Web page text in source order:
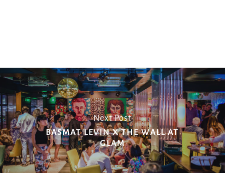
Next Post
BASMAT LEVIN X THE WALL AT
GLAM